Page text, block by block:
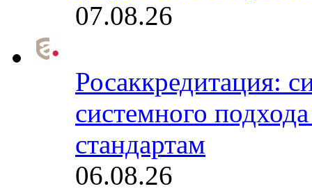
07.08.26
Росаккредитация:
системного
стандартам
06.08.26